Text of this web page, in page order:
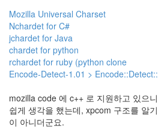
Mozilla Universal Charset
Nchardet for C#
jchardet for Java
chardet for python
rchardet for ruby (python clone
Encode-Detect-1.01 >
mozilla code 에 c++ 로 지원하고 있으
쉽게 생각을 했는데, xpcom 구조를 알
이 아니더군요.
AnNyung
Firefox
Mozilla
군
이
표
준
L10N